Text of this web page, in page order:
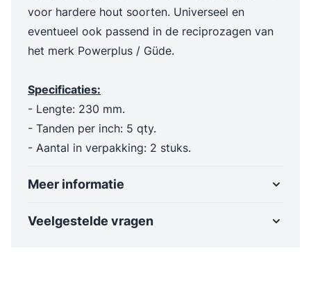
voor hardere hout soorten. Universeel en
eventueel ook passend in de reciprozagen van
het merk Powerplus / Güde.
Specificaties:
- Lengte: 230 mm.
- Tanden per inch: 5 qty.
- Aantal in verpakking: 2 stuks.
Meer informatie
Veelgestelde vragen